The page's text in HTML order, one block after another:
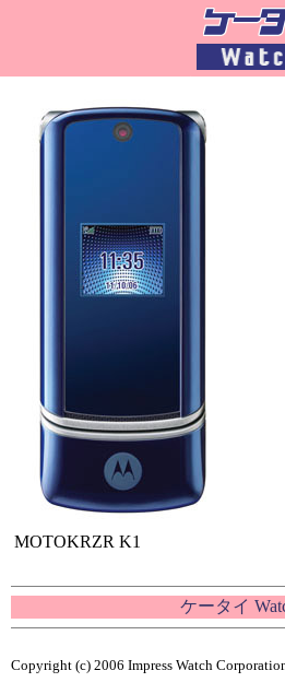
MOTOKRZR K1
ケータイ
Copyright (c) 2006 Impress Watch